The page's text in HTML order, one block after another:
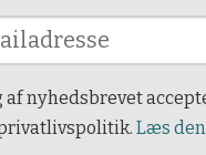
nyhedsbrevet
Læs